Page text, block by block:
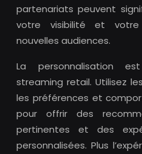
partenariats peuvent
votre visibilité et
nouvelles audiences.
La personnalisation
streaming retail. Utilisez
les préférences et
pour offrir des
pertinentes et des
personnalisées. Plus